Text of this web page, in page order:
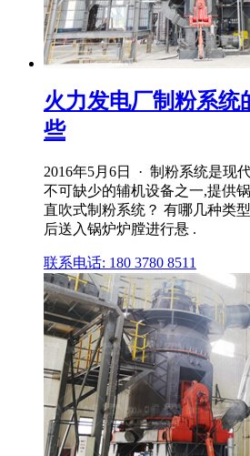
火力发电厂制粉系统
些
2016年5月6日 · 制粉系统是现
不可缺少的辅机设备之一,提供
直吹式制粉系统？ 有哪几种类
后送入锅炉炉膛进行悬 .
联系电话: 180 3780 8511